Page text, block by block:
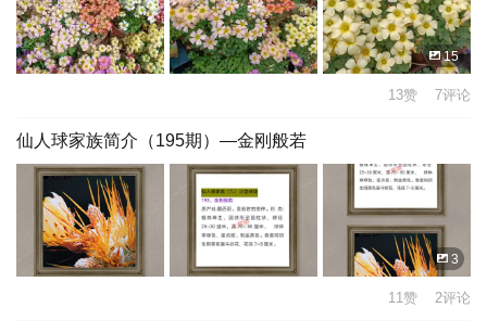
15
13赞 7评论
仙人球家族简介（195期）—金刚般若
3
11赞 2评论